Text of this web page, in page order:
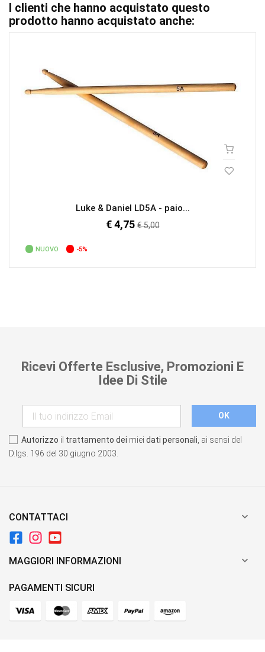
I clienti che hanno acquistato questo
prodotto hanno acquistato anche:
Luke & Daniel LD5A - paio...
€ 4,75Prezzo
€ 5,00
NUOVO -5%
Ricevi Offerte Esclusive, Promozioni E
Idee Di Stile
Autorizzo il trattamento dei miei dati personali , ai sensi del
D.lgs. 196 del 30 giugno 2003.
CONTATTACI 
MAGGIORI INFORMAZIONI 
PAGAMENTI SICURI